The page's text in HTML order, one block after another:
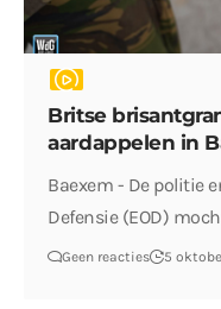
Britse
aardappelen in
Baexem - De politie
Defensie (EOD)
Geen reacties 5